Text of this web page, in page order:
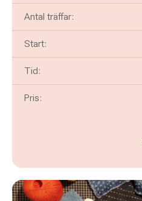
Antal träffar:
Start:
Tid:
Pris: